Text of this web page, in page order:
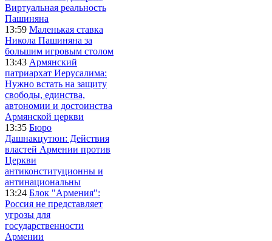
Виртуальная реальность
Пашиняна
13:59 Маленькая ставка
Никола Пашиняна за
большим игровым столом
13:43 Армянский
патриархат Иерусалима:
Нужно встать на защиту
свободы, единства,
автономии и достоинства
Армянской церкви
13:35 Бюро
Дашнакцутюн: Действия
властей Армении против
Церкви
антиконституционны и
антинациональны
13:24 Блок "Армения":
Россия не представляет
угрозы для
государственности
Армении